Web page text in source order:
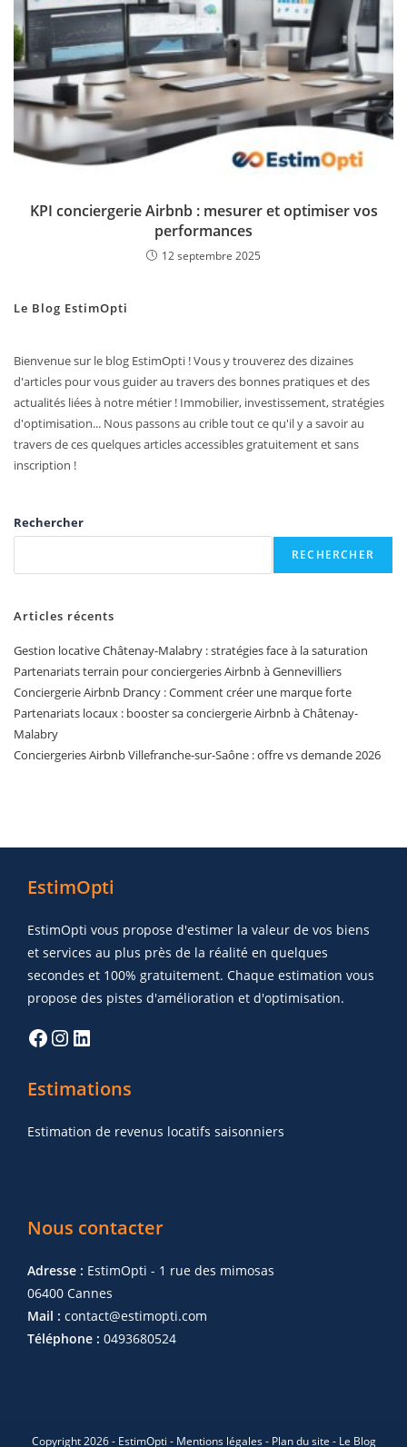
KPI conciergerie Airbnb : mesurer et optimiser vos
performances
12 septembre 2025
Le Blog EstimOpti
Bienvenue sur le blog EstimOpti ! Vous y trouverez des dizaines
d'articles pour vous guider au travers des bonnes pratiques et des
actualités liées à notre métier ! Immobilier, investissement, stratégies
d'optimisation... Nous passons au crible tout ce qu'il y a savoir au
travers de ces quelques articles accessibles gratuitement et sans
inscription !
Rechercher
RECHERCHER
Articles récents
Gestion locative Châtenay-Malabry : stratégies face à la saturation
Partenariats terrain pour conciergeries Airbnb à Gennevilliers
Conciergerie Airbnb Drancy : Comment créer une marque forte
Partenariats locaux : booster sa conciergerie Airbnb à Châtenay-
Malabry
Conciergeries Airbnb Villefranche-sur-Saône : offre vs demande 2026
EstimOpti
EstimOpti vous propose d'estimer la valeur de vos biens
et services au plus près de la réalité en quelques
secondes et 100% gratuitement. Chaque estimation vous
propose des pistes d'amélioration et d'optimisation.
Estimations
Estimation de revenus locatifs saisonniers
Nous contacter
Adresse : EstimOpti - 1 rue des mimosas
06400 Cannes
Mail : contact@estimopti.com
Téléphone : 0493680524
Copyright 2026 - EstimOpti - Mentions légales- Plan du site - Le Blog